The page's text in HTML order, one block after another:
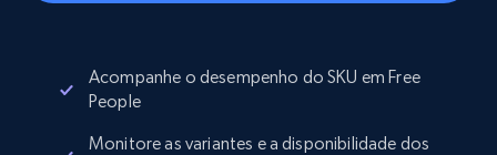
Acompanhe o desempenho do SKU em Free
People
Monitore as variantes e a disponibilidade dos